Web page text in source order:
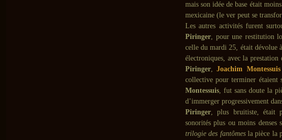
mais son idée de base était
mexicaine (le ver peut se
Les autres activités furent
Piringer, pour une restitution
celle du mardi 25, était dévolue
électroniques, avec la prestation
Piringer,Joachim Montessuis
collective pour terminer étaient
Montessuis, fut sans doute la
d’immerger progressivement
Piringer, plus bruitiste, était
sonorités plus ou moins denses
trilogie des fantômesla pièce la